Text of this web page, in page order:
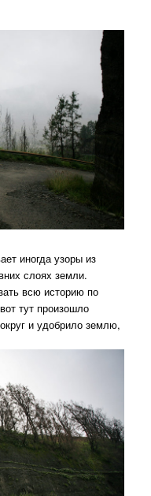
иногда узоры из
слоях земли.
всю историю по
тут произошло
и удобрило землю,